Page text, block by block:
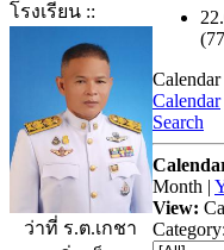
โรงเรียน ::
ว่าที่ ร.ต.เกชา
Calendar
Calendar
Search
Month |
View:
Category: